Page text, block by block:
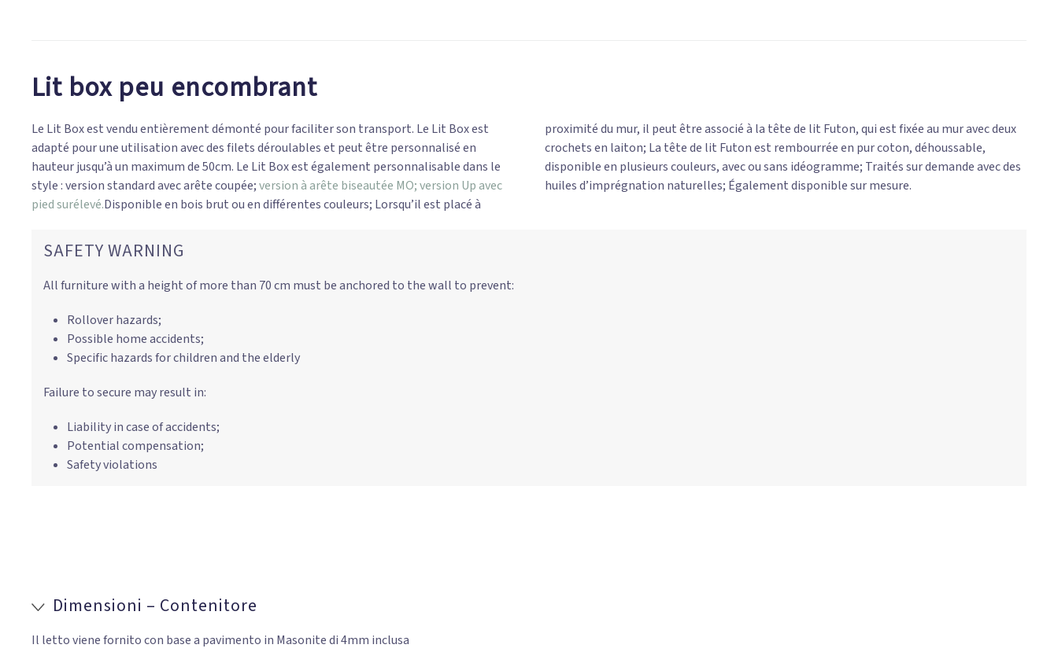
Lit box peu encombrant
Le Lit Box est vendu entièrement démonté pour faciliter son transport. Le Lit Box est
adapté pour une utilisation avec des filets déroulables et peut être personnalisé en
hauteur jusqu’à un maximum de 50cm. Le Lit Box est également personnalisable dans le
style : version standard avec arête coupée;version à arête biseautée MO;version Up avec
pied surélevé.Disponible en bois brut ou en différentes couleurs; Lorsqu’il est placé à
proximité du mur, il peut être associé à la tête de lit Futon, qui est fixée au mur avec deux
crochets en laiton; La tête de lit Futon est rembourrée en pur coton, déhoussable,
disponible en plusieurs couleurs, avec ou sans idéogramme; Traités sur demande avec des
huiles d’imprégnation naturelles; Également disponible sur mesure.
SAFETY WARNING
All furniture with a height of more than 70 cm must be anchored to the wall to prevent:
Rollover hazards;
Possible home accidents;
Specific hazards for children and the elderly
Failure to secure may result in:
Liability in case of accidents;
Potential compensation;
Safety violations
Dimensioni – Contenitore
Il letto viene fornito con base a pavimento in Masonite di 4mm inclusa